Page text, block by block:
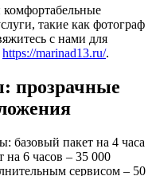
комфортабельные
такие как фотограф
с нами для
https://marinad13.ru/.
прозрачные
базовый пакет на 4 часа
6 часов – 35 000
сервисом – 50